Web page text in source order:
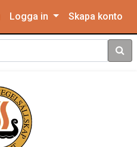
Logga in Skapa konto
Sök